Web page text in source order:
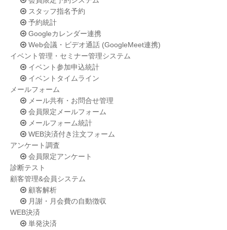
スタッフ指名予約
予約統計
Googleカレンダー連携
Web会議・ビデオ通話 (GoogleMeet連携)
イベント管理・セミナー管理システム
イベント参加申込統計
イベントタイムライン
メールフォーム
メール共有・お問合せ管理
会員限定メールフォーム
メールフォーム統計
WEB決済付き注文フォーム
アンケート調査
会員限定アンケート
診断テスト
顧客管理&会員システム
顧客解析
月謝・月会費の自動徴収
WEB決済
単発決済